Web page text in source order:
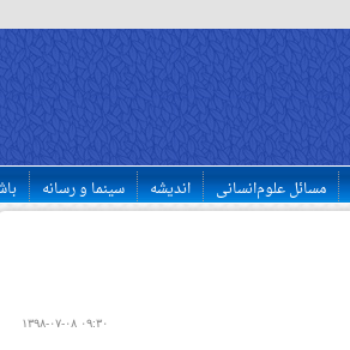
مسائل علوم‌انسانی اندیشه سینما و رسانه
۱۳۹۸-۰۷-۰۸ ۰۹:۳۰